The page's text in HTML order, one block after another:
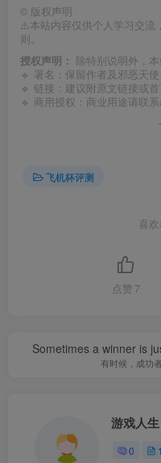
© 版权声明
⚠️本站内容仅供个人学习交流
则。
授权声明： 除特别说明外，
🔹 署名：保留作者及 邪恶天使
🔹 链接：建议附原文链接或
🔹 商用授权：商业用途请联
飞机杯评测
喜
点赞 7
Sometimes a winner is
有时候，成功
游戏人生
0